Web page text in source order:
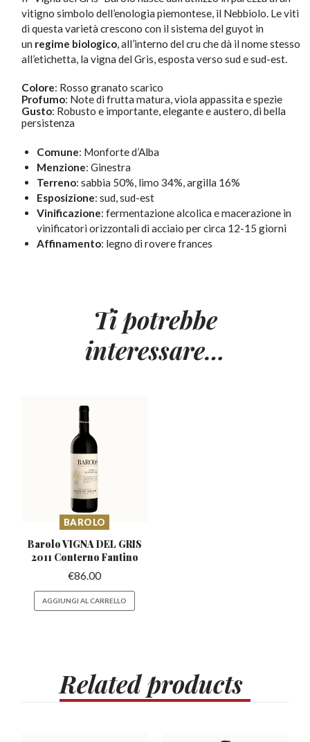
vitigno simbolo dell’enologia piemontese, il Nebbiolo. Le viti
di questa varietà crescono con il sistema del guyot in
un regime biologico , all’interno del cru che dà il nome stesso
all’etichetta, la vigna del Gris, esposta verso sud e sud-est.
Colore: Rosso granato scarico
Profumo: Note di frutta matura, viola appassita e spezie
Gusto: Robusto e importante, elegante e austero, di bella
persistenza
Comune: Monforte d’Alba
Menzione: Ginestra
Terreno: sabbia 50%, limo 34%, argilla 16%
Esposizione: sud, sud-est
Vinificazione: fermentazione alcolica e macerazione in
vinificatori orizzontali di acciaio per circa 12-15 giorni
Affinamento: legno di rovere frances
Ti potrebbe
interessare…
BAROLO
Barolo VIGNA DEL GRIS
2011 Conterno Fantino
€86.00
AGGIUNGI AL CARRELLO
Relatedproducts